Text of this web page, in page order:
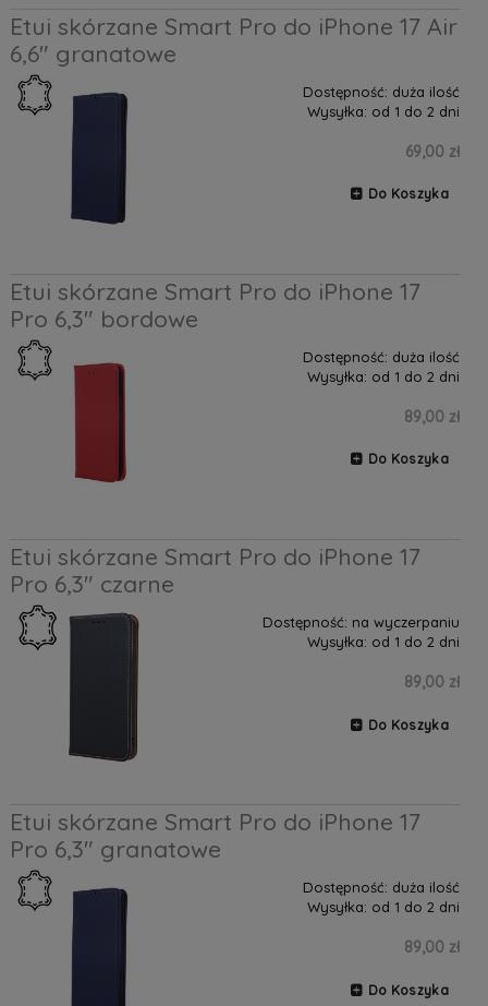
Etui skórzane Smart Pro do iPhone 17 Air
6,6" granatowe
Dostępność: duża ilość
Wysyłka: od 1 do 2 dni
69,00 zł
Do Koszyka
Etui skórzane Smart Pro do iPhone 17
Pro 6,3" bordowe
Dostępność: duża ilość
Wysyłka: od 1 do 2 dni
89,00 zł
Do Koszyka
Etui skórzane Smart Pro do iPhone 17
Pro 6,3" czarne
Dostępność: na wyczerpaniu
Wysyłka: od 1 do 2 dni
89,00 zł
Do Koszyka
Etui skórzane Smart Pro do iPhone 17
Pro 6,3" granatowe
Dostępność: duża ilość
Wysyłka: od 1 do 2 dni
89,00 zł
Do Koszyka